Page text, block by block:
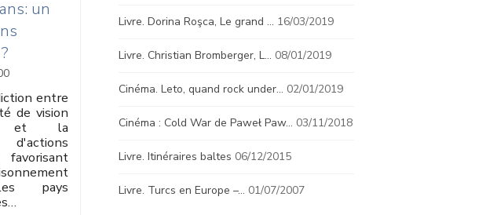
un
entre
de vision
et la
d'actions
favorisant
pays
Livre. Dorina Roşca, Le grand … 16/03/2019
Livre. Christian Bromberger, L… 08/01/2019
Cinéma. Leto, quand rock under… 02/01/2019
Cinéma : Cold War de Paweł Paw… 03/11/2018
Livre. Itinéraires baltes 06/12/2015
Livre. Turcs en Europe –… 01/07/2007